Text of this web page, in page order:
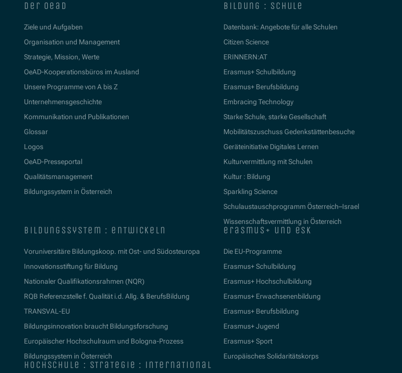
der oead
Ziele und Aufgaben
Organisation und Management
Strategie, Mission, Werte
OeAD-Kooperationsbüros im Ausland
Unsere Programme von A bis Z
Unternehmensgeschichte
Kommunikation und Publikationen
Glossar
Logos
OeAD-Presseportal
Qualitätsmanagement
Bildungssystem in Österreich
bildung : schule
Datenbank: Angebote für alle Schulen
Citizen Science
ERINNERN:AT
Erasmus+ Schulbildung
Erasmus+ Berufsbildung
Embracing Technology
Starke Schule, starke Gesellschaft
Mobilitätszuschuss Gedenkstättenbesuche
Geräteinitiative Digitales Lernen
Kulturvermittlung mit Schulen
Kultur : Bildung
Sparkling Science
Schulaustauschprogramm Österreich–Israel
Wissenschaftsvermittlung in Österreich
bildungssystem : entwickeln
Voruniversitäre Bildungskoop. mit Ost- und Südosteuropa
Innovationsstiftung für Bildung
Nationaler Qualifikationsrahmen (NQR)
RQB Referenzstelle f. Qualität i.d. Allg. & BerufsBildung
TRANSVAL-EU
Bildungsinnovation braucht Bildungsforschung
Europäischer Hochschulraum und Bologna-Prozess
Bildungssystem in Österreich
erasmus+ und esk
Die EU-Programme
Erasmus+ Schulbildung
Erasmus+ Hochschulbildung
Erasmus+ Erwachsenenbildung
Erasmus+ Berufsbildung
Erasmus+ Jugend
Erasmus+ Sport
Europäisches Solidaritätskorps
hochschule : strategie : international